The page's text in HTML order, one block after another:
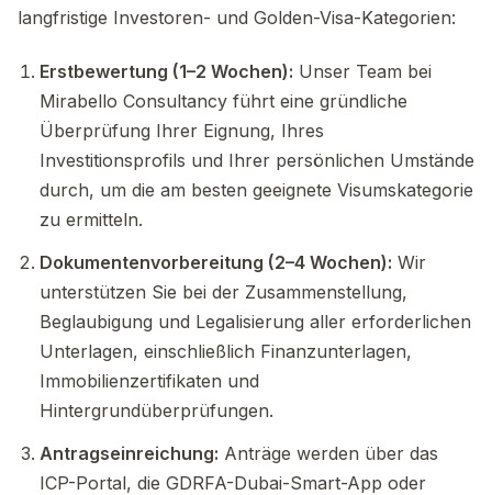
langfristige Investoren- und Golden-Visa-Kategorien:
Erstbewertung (1–2 Wochen): Unser Team bei
Mirabello Consultancy führt eine gründliche
Überprüfung Ihrer Eignung, Ihres
Investitionsprofils und Ihrer persönlichen Umstände
durch, um die am besten geeignete Visumskategorie
zu ermitteln.
Dokumentenvorbereitung (2–4 Wochen): Wir
unterstützen Sie bei der Zusammenstellung,
Beglaubigung und Legalisierung aller erforderlichen
Unterlagen, einschließlich Finanzunterlagen,
Immobilienzertifikaten und
Hintergrundüberprüfungen.
Antragseinreichung: Anträge werden über das
ICP-Portal, die GDRFA-Dubai-Smart-App oder